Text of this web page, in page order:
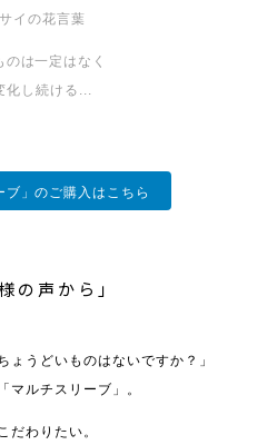
イの花言葉
のは一定はなく
化し続ける...
ブ」のご購入はこちら
の声から」
ょうどいものはないですか？」
マルチスリーブ」。
だわりたい。